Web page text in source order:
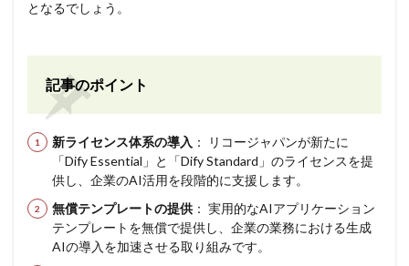
となるでしょう。
記事のポイント
新ライセンス体系の導入 ： リコージャパンが新たに
「Dify Essential」と「Dify Standard」のライセンスを提
供し、企業のAI活用を段階的に支援します。
無償テンプレートの提供 ： 実用的なAIアプリケーション
テンプレートを無償で提供し、企業の業務における生成
AIの導入を加速させる取り組みです。